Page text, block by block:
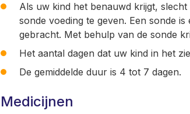
Als uw kind het benauwd krijgt,
sonde voeding te geven. Een sonde
gebracht. Met behulp van de sonde
Het aantal dagen dat uw kind in het
De gemiddelde duur is 4 tot 7 dagen.
Medicijnen